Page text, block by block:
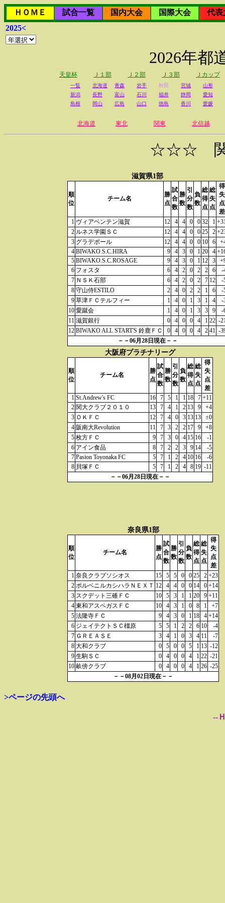
ＨＯＭＥ 試合一覧 国内大会 国際大会
代表
2025<
2026年都
天皇杯 Ｊ１部 Ｊ２部 Ｊ３部 Ｊカップ
一覧 北海道 青森 岩手 秋田 宮城
山形
新潟
長野 富山 石川 福井 静岡
愛知
島根
岡山 広島 山口 徳島 香川 愛媛
北海道 東北 関東 北信越
☆☆☆
滋賀県1部
順
位
チーム名
勝
点
試
合
数
勝
数
引
分
数
負
数
総
得
点
総
失
点
得
失
点
差
1 ヴィアベンテン滋賀 12 4 4 0 0 32 1
2 ルネス学園ＳＣ 12 4 4 0 0 25 2
3 グラデボール 12 4 4 0 0 10 6
4 BIWAKO.S.C.HIRA 9 4 3 0 1 20 4
5 BIWAKO.S.C.ROSAGE 9 4 3 0 1 12 3
6 フォスタ 6 4 2 0 2 2 6
-
7 ＮＳＫ石部 6 4 2 0 2 7 12
-
8 守山侍ESTILO 2 4 0 2 2 1 6
-
9 草津ＦＣテルフィー 1 4 0 1 3 1 4
-
10 愛蹴会 1 4 0 1 3 3 9
-
11 滋賀銀行 0 4 0 0 4 1 22 -
12 BIWAKO ALL START'S 鈴鹿ＦＣ 0 4 0 0 4 2 41 -
－－06月28日現在－－
大阪府プラチナリーグ
順
位
チーム名
勝
点
試
合
数
勝
数
引
分
数
負
数
総
得
点
総
失
点
得
失
点
差
1 St.Andrew's FC 16 7 5 1 1 18 7 +11
2 関大クラブ２０１０ 13 7 4 1 2 13 9
+4
3 ＯＫＦＣ 12 7 4 0 3 13 13
±0
4 阪南大Revolution 11 7 3 2 2 17 9
+8
5 枚方ＦＣ 9 7 3 0 4 15 16
-1
6 アイン食品 8 7 2 2 3 9 14
-5
7 Pasion Toyonaka FC 5 7 1 2 4 10 16
-6
8 貝塚ＦＣ 5 7 1 2 4 8 19 -11
－－06月28日現在－－
奈良県1部
順
位
チーム名
勝
点
試
合
数
勝
数
引
分
数
負
数
総
得
点
総
失
点
得
失
点
差
1 奈良クラブソシオス 15 5 5 0 0 25 2 +23
2 ポルベニルカシハラＮＥＸＴ 12 4 4 0 0 14 0 +14
3 スクデット三碓ＦＣ 10 5 3 1 1 20 9 +11
4 東和アスペガスＦＣ 10 4 3 1 0 8 1
+7
5 法隆寺ＦＣ 9 4 3 0 1 18 4 +14
6 ジェイテクトＳＣ橿原 5 5 1 2 2 6 10
-4
7 ＧＲＥＡＳＥ 3 4 1 0 3 4 11
-7
8 大和クラブ 0 5 0 0 5 1 13 -12
9 生駒ＳＣ 0 4 0 0 4 1 22 -21
10 畝傍クラブ 0 4 0 0 4 1 26 -25
－－08月02日現在－－
>ページの先頭へ
--